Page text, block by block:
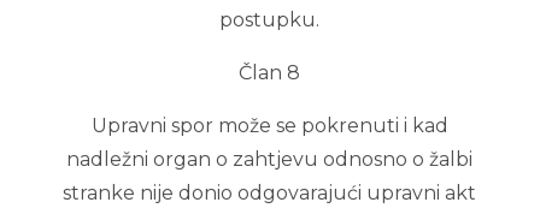
postupku.
Član 8
Upravni spor može se pokrenuti i kad
nadležni organ o zahtjevu odnosno o žalbi
stranke nije donio odgovarajući upravni akt